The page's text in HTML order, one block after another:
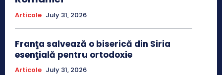
Articole July 31, 2026
Franţa salvează o biserică din Siria
esenţială pentru ortodoxie
Articole July 31, 2026